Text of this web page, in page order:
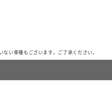
い車種もございます。ご了承ください。